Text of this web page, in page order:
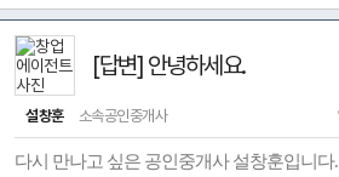
[답변] 안녕하세요.
설창훈 소속공인중개사
다시 만나고 싶은 공인중개사 설창훈입니다